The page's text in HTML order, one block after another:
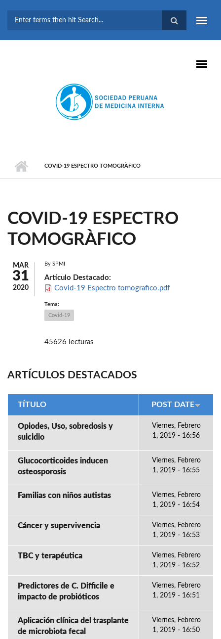
BÚSQUEDA
COVID-19 ESPECTRO TOMOGRÀFICO
COVID-19 ESPECTRO
TOMOGRÀFICO
MAR
31
2020
By SPMI
Artículo Destacado:
Covid-19 Espectro tomografico.pdf
Tema:
Covid-19
45626 lecturas
ARTÍCULOS DESTACADOS
TÍTULO POST DATE
Opiodes, Uso, sobredosis y
suicidio
Viernes, Febrero
1, 2019 - 16:56
Glucocorticoides inducen
osteosporosis
Viernes, Febrero
1, 2019 - 16:55
Familias con niños autistas
Viernes, Febrero
1, 2019 - 16:54
Cáncer y supervivencia
Viernes, Febrero
1, 2019 - 16:53
TBC y terapéutica
Viernes, Febrero
1, 2019 - 16:52
Predictores de C. Difficile e
impacto de probióticos
Viernes, Febrero
1, 2019 - 16:51
Aplicación clínica del trasplante
de microbiota fecal
Viernes, Febrero
1, 2019 - 16:50